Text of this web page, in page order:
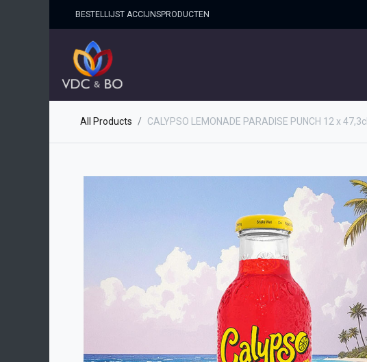
BESTELLIJST ACCIJNSPRO​DUCTEN
All Products CALYPSO LEMONADE PARADISE PUNCH 12 x 47,3cl